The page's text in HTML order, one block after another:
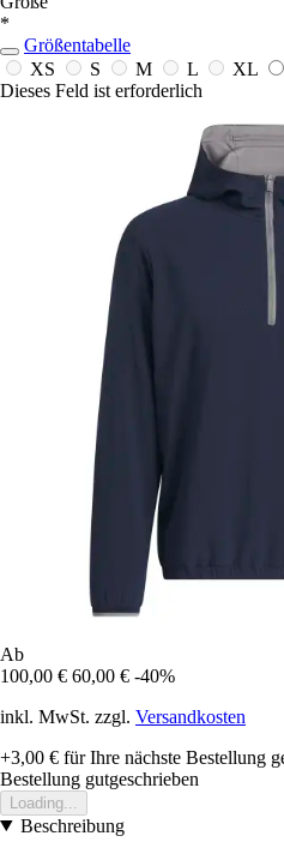
*
Größentabelle
XS
S M L XL
Dieses Feld ist erforderlich
Ab
100,00 € 60,00 € -40%
inkl. MwSt. zzgl. Versandkosten
+3,00 € für Ihre nächste Bestellung
Bestellung gutgeschrieben
Loading...
Beschreibung